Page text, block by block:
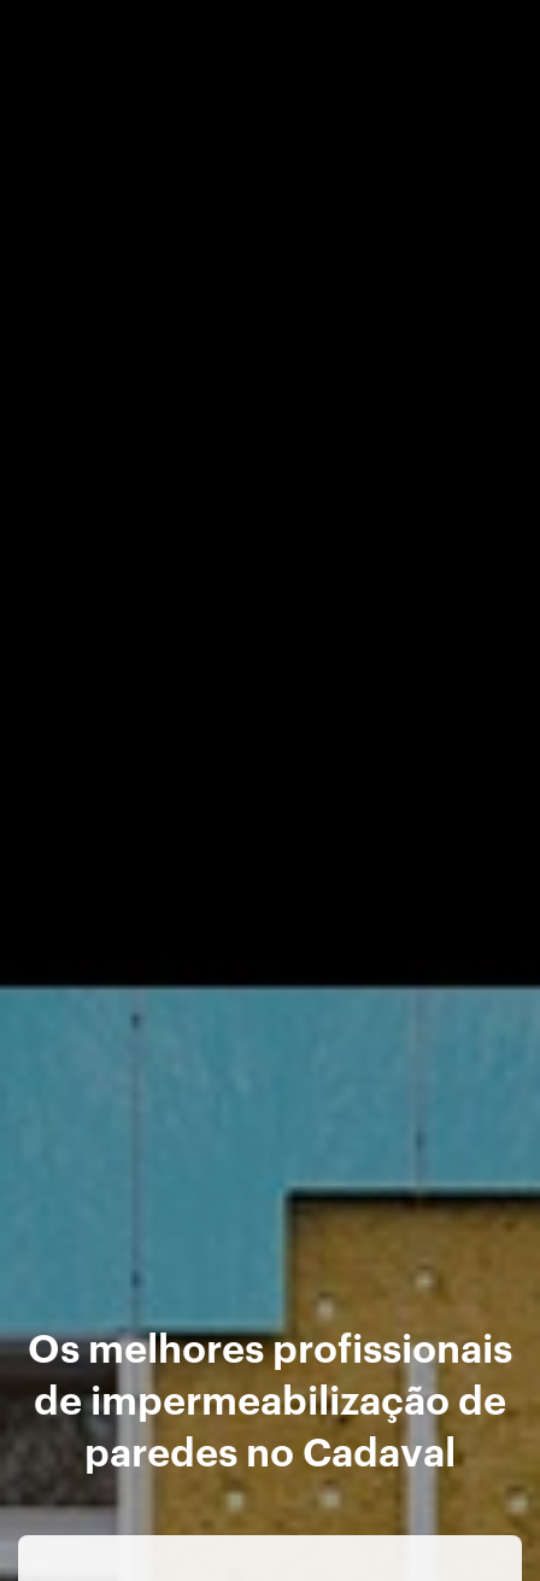
Os melhores profissionais
de impermeabilização de
paredes no Cadaval